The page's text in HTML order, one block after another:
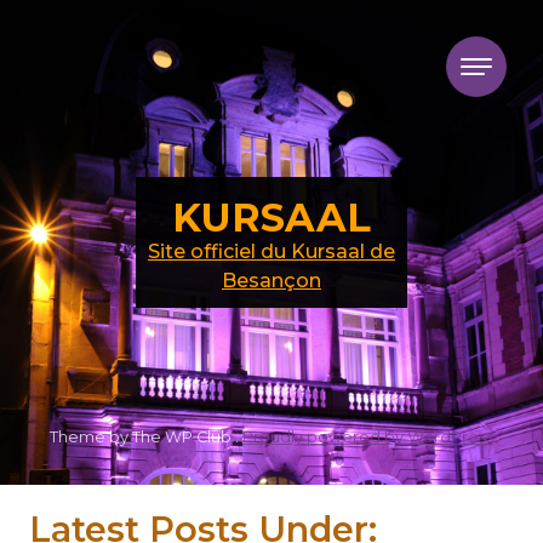
Latest Posts Under:
KURSAAL
Site officiel du Kursaal de
Besançon
Theme by The WP Club .Proudly powered by WordPress